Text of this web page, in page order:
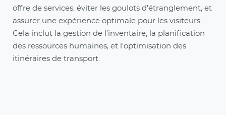
offre de services, éviter les goulots d'étranglement, et
assurer une expérience optimale pour les visiteurs.
Cela inclut la gestion de l'inventaire, la planification
des ressources humaines, et l'optimisation des
itinéraires de transport.